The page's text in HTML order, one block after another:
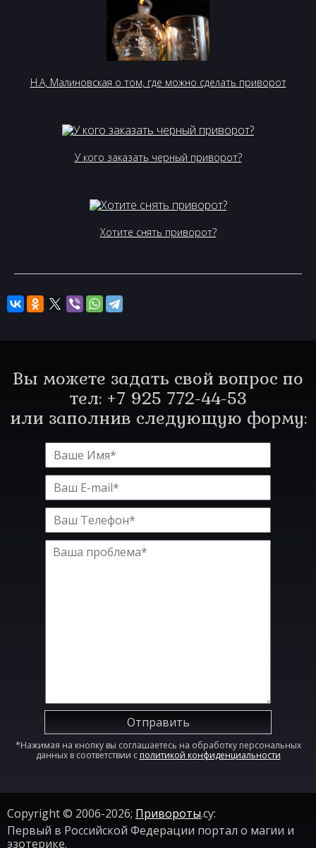
Н.А, Малиновская о том, где можно сделать приворот
У кого заказать черный приворот?
Хотите снять приворот?
Вы можете задать свой вопрос по
тел: +7 925 772-44-53
или заполнив следующую форму:
Отправить
*Нажимая на кнопку вы соглашаетесь на обработку персональных
данных в соответствии с политикой конфиденциальности
Copyright © 2006-2026; Привороты.су:
Первый в Российской Федерации портал о магии и
эзотерике.